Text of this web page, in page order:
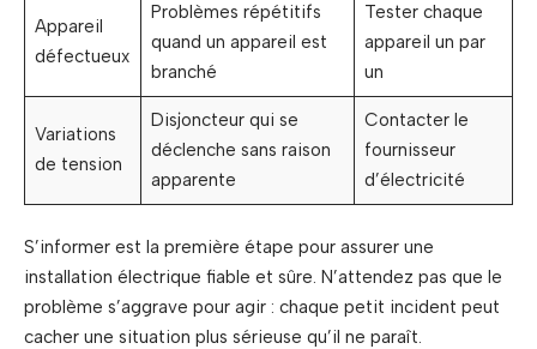
Appareil
défectueux
Problèmes répétitifs
quand un appareil est
branché
Tester chaque
appareil un par
un
Variations
de tension
Disjoncteur qui se
déclenche sans raison
apparente
Contacter le
fournisseur
d’électricité
S’informer est la première étape pour assurer une
installation électrique fiable et sûre. N’attendez pas que le
problème s’aggrave pour agir : chaque petit incident peut
cacher une situation plus sérieuse qu’il ne paraît.